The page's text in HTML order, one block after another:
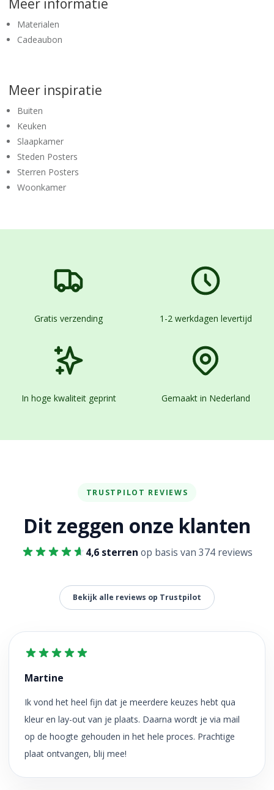
Materialen
Cadeaubon
Meer inspiratie
Buiten
Keuken
Slaapkamer
Steden Posters
Sterren Posters
Woonkamer
Gratis verzending 1-2 werkdagen levertijd
In hoge kwaliteit geprint Gemaakt in Nederland
TRUSTPILOT REVIEWS
Dit zeggen onze klanten
4,6 sterren op basis van 374 reviews
Bekijk alle reviews op Trustpilot
Martine
Ik vond het heel fijn dat je meerdere keuzes hebt qua
kleur en lay-out van je plaats. Daarna wordt je via mail
op de hoogte gehouden in het hele proces. Prachtige
plaat ontvangen, blij mee!